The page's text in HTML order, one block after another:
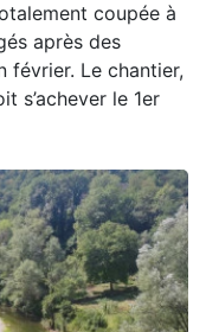
coupée à
après des
février. Le chantier,
s’achever le 1er